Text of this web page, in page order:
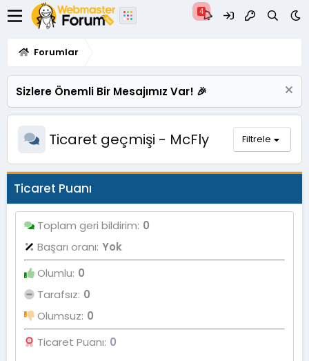
Forumlar
Sizlere Önemli Bir Mesajımız Var! 🎉
Ticaret geçmişi - McFly Filtrele
Ticaret Puanı
Toplam geri bildirim 0
Başarı oranı Yok
Olumlu 0
Tarafsız 0
Olumsuz 0
Ticaret Puanı 0